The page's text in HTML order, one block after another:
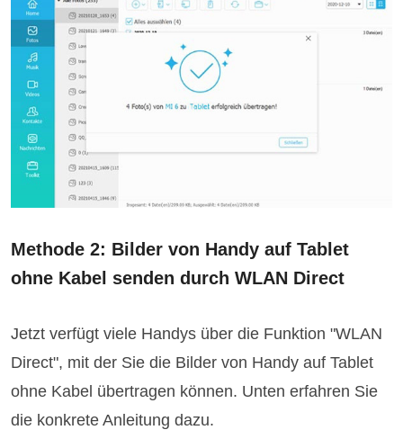
Methode 2: Bilder von Handy auf Tablet
ohne Kabel senden durch WLAN Direct
Jetzt verfügt viele Handys über die Funktion "WLAN
Direct", mit der Sie die Bilder von Handy auf Tablet
ohne Kabel übertragen können. Unten erfahren Sie
die konkrete Anleitung dazu.